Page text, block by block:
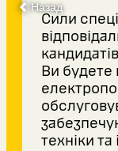
Назад
Сили
Ви будете
техніки